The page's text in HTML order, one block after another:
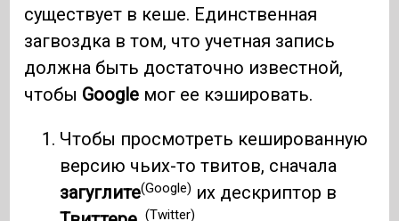
существует в кеше. Единственная
загвоздка в том, что учетная запись
должна быть достаточно известной,
чтобы Google мог ее кэшировать.
Чтобы просмотреть кешированную
версию чьих-то твитов, сначала
загуглите(Google) их дескриптор в
(Twitter)